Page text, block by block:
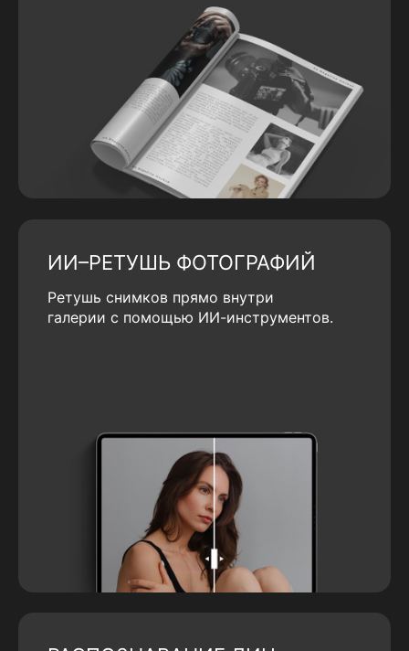
ИИ–РЕТУШЬ ФОТОГРАФИЙ
Ретушь снимков прямо внутри
галерии с помощью ИИ-инструментов.